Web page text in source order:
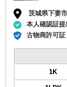
茨城県下妻
本人確認証
古物商許可証
1K